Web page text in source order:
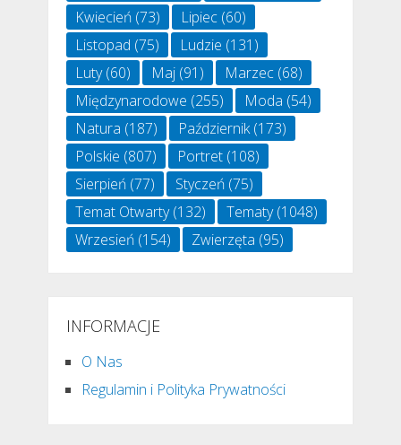
Kwiecień(73) Lipiec(60)
Listopad (75) Ludzie (131)
Luty(60) Maj(91) Marzec(68)
Międzynarodowe (255) Moda (54)
Natura (187) Październik(173)
Polskie (807) Portret(108)
Sierpień(77) Styczeń(75)
Temat Otwarty(132) Tematy(1048)
Wrzesień(154) Zwierzęta (95)
INFORMACJE
O Nas
Regulamin i Polityka Prywatności